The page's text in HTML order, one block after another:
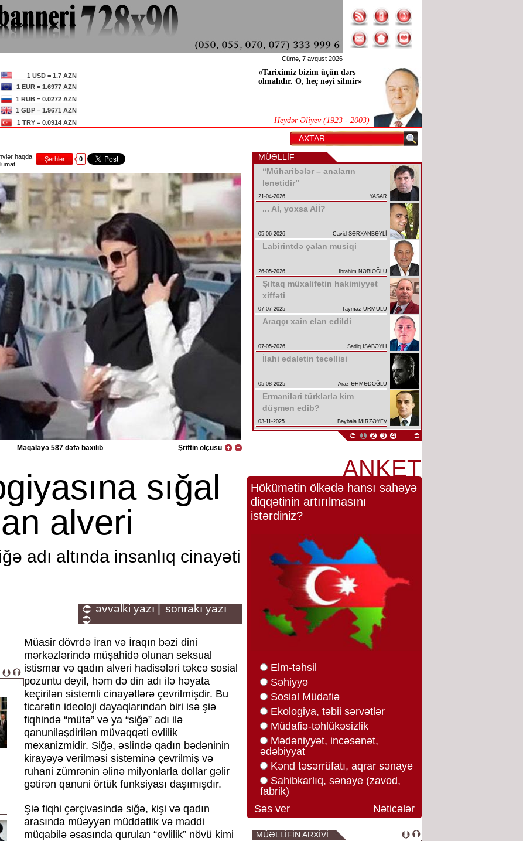
Cümə, 7 avqust 2026
1 USD = 1.7 AZN
1 EUR = 1.6977 AZN
1 RUB = 0.0272 AZN
1 GBP = 1.9671 AZN
1 TRY = 0.0914 AZN
«Tariximiz bizim üçün dərs
olmalıdır. O, heç nəyi silmir»
Heydər Əliyev (1923 - 2003)
haqda
Şərhlər 0
Məqaləyə 587 dəfə baxılıb Şriftin ölçüsü
sığal
alveri
adı altında insanlıq cinayəti
əvvəlki yazı | sonrakı yazı
Müasir dövrdə İran və İraqın bəzi dini
mərkəzlərində müşahidə olunan seksual
istismar və qadın alveri hadisələri təkcə sosial
pozuntu deyil, həm də din adı ilə həyata
keçirilən sistemli cinayətlərə çevrilmişdir. Bu
ticarətin ideoloji dayaqlarından biri isə şiə
fiqhində “mütə” və ya “siğə” adı ilə
qanuniləşdirilən müvəqqəti evlilik
mexanizmidir. Siğə, əslində qadın bədəninin
kirayəyə verilməsi sisteminə çevrilmiş və
ruhani zümrənin əlinə milyonlarla dollar gəlir
gətirən qanuni örtük funksiyası daşımışdır.
Şiə fiqhi çərçivəsində siğə, kişi və qadın
arasında müəyyən müddətlik və maddi
müqabilə əsasında qurulan “evlilik” növü kimi
MÜƏLLİF
“Müharibələr – anaların
lənətidir”
21-04-2026 YAŞAR
... Aİ, yoxsa Aİİ?
05-06-2026 Cavid SƏRXANBƏYLİ
Labirintdə çalan musiqi
26-05-2026 İbrahim NƏBİOĞLU
Şıltaq müxalifətin hakimiyyət
xiffəti
07-07-2025 Taymaz URMULU
Araqçı xain elan edildi
07-05-2026 Sadiq İSABƏYLİ
İlahi ədalətin təcəllisi
05-08-2025 Araz ƏHMƏDOĞLU
Erməniləri türklərlə kim
düşmən edib?
03-11-2025 Bəybala MİRZƏYEV
1 2 3 4
ANKET
Hökümətin ölkədə hansı sahəyə
diqqətinin artırılmasını
istərdiniz?
Elm-təhsil
Səhiyyə
Sosial Müdafiə
Ekologiya, təbii sərvətlər
Müdafiə-təhlükəsizlik
Mədəniyyət, incəsənət,
ədəbiyyat
Kənd təsərrüfatı, aqrar sənaye
Sahibkarlıq, sənaye (zavod,
fabrik)
Səs ver
Nəticələr
MÜƏLLİFİN ARXİVİ